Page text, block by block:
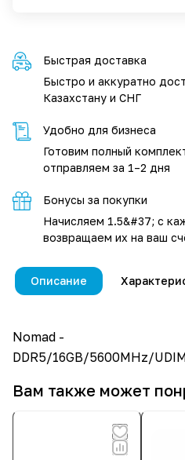
Быстрая доставка
Быстро и аккуратно
Казахстану и СНГ
Удобно для бизнеса
Готовим полный
отправляем за 1–2 дня
Бонусы за покупки
Начисляем 1.5&#37; с
возвращаем их на ваш
Описание
Nomad -
DDR5/16GB/5600MHz/
Вам также может